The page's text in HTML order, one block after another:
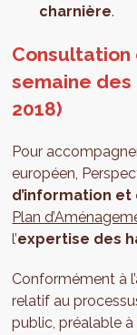
charnière.
semaine des
2018)
Pour
européen,
d’information
Plan
l’expertise des
Conformément à
relatif au
public, préalable